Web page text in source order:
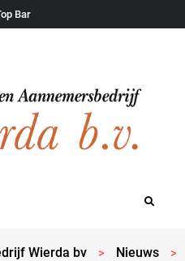
Bar
Wierda bv
agrarisch werk, grondverzet,
werk en transport
Search
Wierda bv > Nieuws >